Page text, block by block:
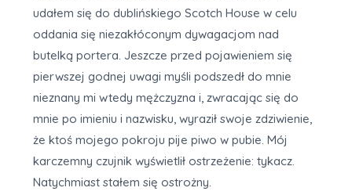
udałem się do dublińskiego Scotch House w celu
oddania się niezakłóconym dywagacjom nad
butelką portera. Jeszcze przed pojawieniem się
pierwszej godnej uwagi myśli podszedł do mnie
nieznany mi wtedy mężczyzna i, zwracając się do
mnie po imieniu i nazwisku, wyraził swoje zdziwienie,
że ktoś mojego pokroju pije piwo w pubie. Mój
karczemny czujnik wyświetlił ostrzeżenie: tykacz.
Natychmiast stałem się ostrożny.